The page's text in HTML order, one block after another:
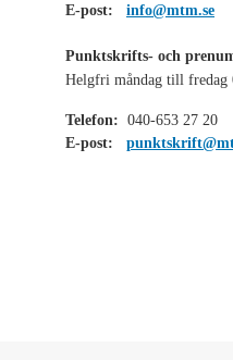
E-post:
info@mtm.se
Punktskrifts- och
Helgfri måndag till fredag
Telefon: 040-653 27 20
E-post: